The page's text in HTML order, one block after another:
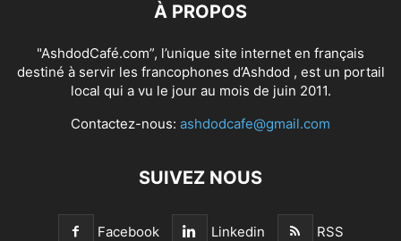
À PROPOS
"AshdodCafé.com”, l’unique site internet en français
destiné à servir les francophones d’Ashdod , est un portail
local qui a vu le jour au mois de juin 2011.
Contactez-nous: ashdodcafe@gmail.com
SUIVEZ NOUS
Facebook Linkedin RSS